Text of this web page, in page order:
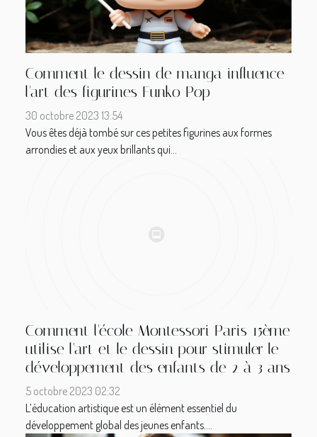
Comment le dessin de manga influence
l'art des figurines Funko Pop
30 octobre 2023 13:54
Vous êtes déjà tombé sur ces petites figurines aux formes
arrondies et aux yeux brillants qui...
Comment l'école Montessori Paris 15ème
utilise l'art et le dessin pour stimuler le
développement des enfants de 2 à 3 ans
5 octobre 2023 02:32
L’éducation artistique est un élément essentiel du
développement global des jeunes enfants....